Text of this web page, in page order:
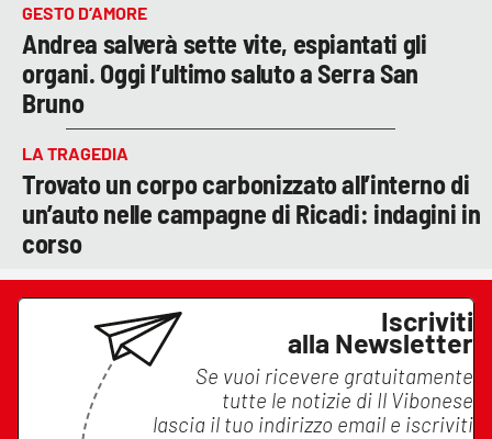
GESTO D’AMORE
Andrea salverà sette vite, espiantati gli
organi. Oggi l’ultimo saluto a Serra San
Bruno
LA TRAGEDIA
Trovato un corpo carbonizzato all’interno di
un’auto nelle campagne di Ricadi: indagini in
corso
Iscriviti
alla Newsletter
Se vuoi ricevere gratuitamente
tutte le notizie di Il Vibonese
lascia il tuo indirizzo email e iscriviti